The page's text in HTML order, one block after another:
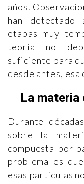
años.
han detectado
etapas muy
teoría no
suficiente para
desde antes,
La
Durante
sobre la
compuesta por
problema es
esas partículas